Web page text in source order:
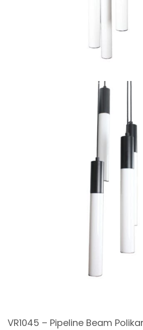
VR1045 – Pipeline Beam